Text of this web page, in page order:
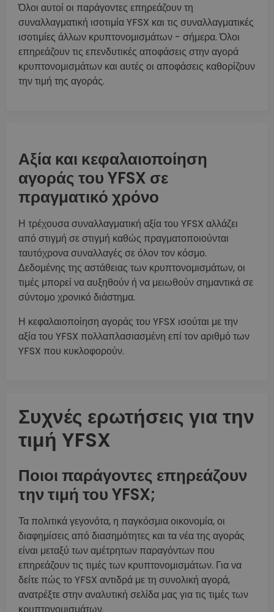
Όλοι αυτοί οι παράγοντες επηρεάζουν τη
συναλλαγματική ισοτιμία YFSX και τις συναλλαγματικές
ισοτιμίες άλλων κρυπτονομισμάτων - σήμερα. Όλοι
επηρεάζουν τις επενδυτικές αποφάσεις στην αγορά
κρυπτονομισμάτων και αυτές οι αποφάσεις καθορίζουν
την τιμή της αγοράς.
Αξία και κεφαλαιοποίηση
αγοράς του YFSX σε
πραγματικό χρόνο
Η τρέχουσα συναλλαγματική αξία του YFSX αλλάζει
από στιγμή σε στιγμή καθώς πραγματοποιούνται
ταυτόχρονα συναλλαγές σε όλον τον κόσμο.
Δεδομένης της αστάθειας των κρυπτονομισμάτων, οι
τιμές μπορεί να αυξηθούν ή να μειωθούν σημαντικά σε
σύντομο χρονικό διάστημα.
Η κεφαλαιοποίηση αγοράς του YFSX ισούται με την
αξία του YFSX πολλαπλασιασμένη επί τον αριθμό των
YFSX που κυκλοφορούν.
Συχνές ερωτήσεις για την
τιμή YFSX
Ποιοι παράγοντες επηρεάζουν
την τιμή του YFSX;
Τα πολιτικά γεγονότα, η παγκόσμια οικονομία, οι
διαφημίσεις από διασημότητες και τα νέα της αγοράς
είναι μεταξύ των αμέτρητων παραγόντων που
επηρεάζουν τις τιμές των κρυπτονομισμάτων. Για να
δείτε πώς το YFSX αντιδρά με τη συνολική αγορά,
ανατρέξτε στην αναλυτική σελίδα μας για τις τιμές των